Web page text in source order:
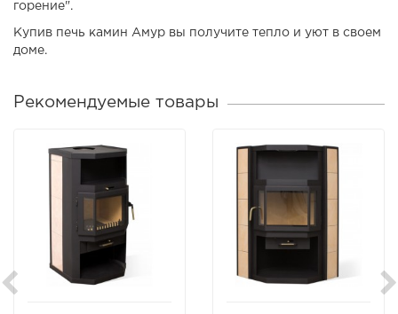
горение".
Купив печь камин Амур вы получите тепло и уют в своем
доме.
Рекомендуемые товары